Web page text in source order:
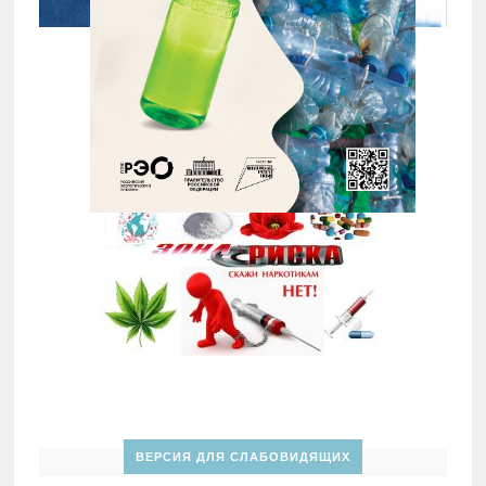
ВЕРСИЯ ДЛЯ СЛАБОВИДЯЩИХ